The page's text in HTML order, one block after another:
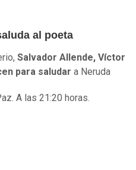
al poeta
Salvador Allende, Víctor
para saludar a Neruda
A las 21:20 horas.